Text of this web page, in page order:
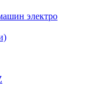
электро